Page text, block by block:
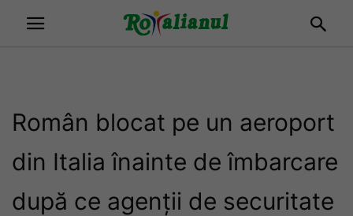
Român blocat pe un aeroport
din Italia înainte de îmbarcare
după ce agenții de securitate